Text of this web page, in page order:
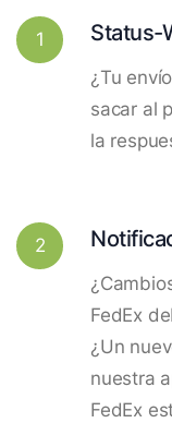
1 Status-
¿Tu
sacar al
la
2
FedEx
¿Un
nuestra
FedEx